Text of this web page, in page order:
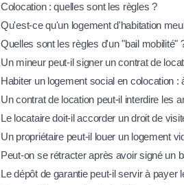
Colocation : quelles sont les règles ?
Qu'est-ce qu'un logement d'habitation
Quelles sont les règles d'un "bail mobilité"
Un mineur peut-il signer un contrat de
Habiter un logement social en colocation :
Un contrat de location peut-il interdire les
Le locataire doit-il accorder un droit de
Un propriétaire peut-il louer un logement
Peut-on se rétracter après avoir signé un
Le dépôt de garantie peut-il servir à payer